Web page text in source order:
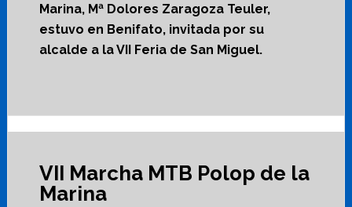
Marina, Mª Dolores Zaragoza Teuler,
estuvo en Benifato, invitada por su
alcalde a la VII Feria de San Miguel.
VII Marcha MTB Polop de la
Marina